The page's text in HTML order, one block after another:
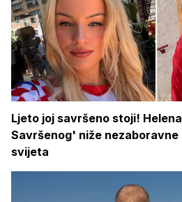
Ljeto joj savršeno stoji!
Savršenog' niže nezaboravne
svijeta